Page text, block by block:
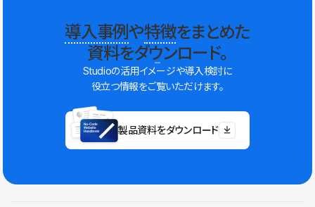
導入事例や特徴をまとめた
資料をダウンロード。
Studioの活用イメージや導入検討に
役立つ情報をご覧いただけます。
製品資料をダウンロード